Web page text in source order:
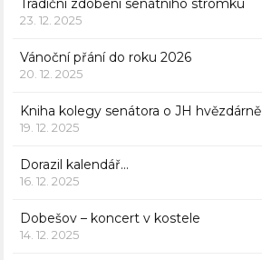
Tradiční zdobení senátního stromku
23. 12. 2025
Vánoční přání do roku 2026
20. 12. 2025
Kniha kolegy senátora o JH hvězdárně
19. 12. 2025
Dorazil kalendář…
16. 12. 2025
Dobešov – koncert v kostele
14. 12. 2025